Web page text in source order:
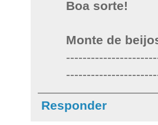
Boa sorte!
Monte de
Responder